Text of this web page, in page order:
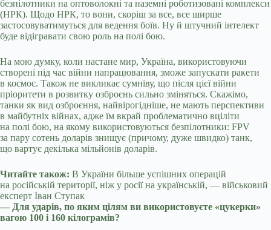
безпілотники на оптоволокні та наземні роботизовані комплекси
(НРК). Щодо НРК, то вони, скоріш за все, все ширше
застосовуватимуться для ведення боїв. Ну й штучний інтелект
буде відігравати свою роль на полі бою.
На мою думку, коли настане мир, Україна, використовуючи
створені під час війни напрацювання, зможе запускати ракети
в космос. Також не викликає сумніву, що після цієї війни
пріоритети в розвитку озброєнь сильно зміняться. Скажімо,
танки як вид озброєння, найвірогідніше, не мають перспективи
в майбутніх війнах, адже їм вкрай проблематично вціліти
на полі бою, на якому використовуються безпілотники: FPV
за пару сотень доларів знищує (причому, дуже швидко) танк,
що вартує декілька мільйонів доларів.
Читайте також: В України більше успішних операцій
на російській території, ніж у росії на українській, — військовий
експерт Іван Ступак
— Для ударів, по яким цілям ви використовуєте «цукерки»
вагою 100 і 160 кілограмів?